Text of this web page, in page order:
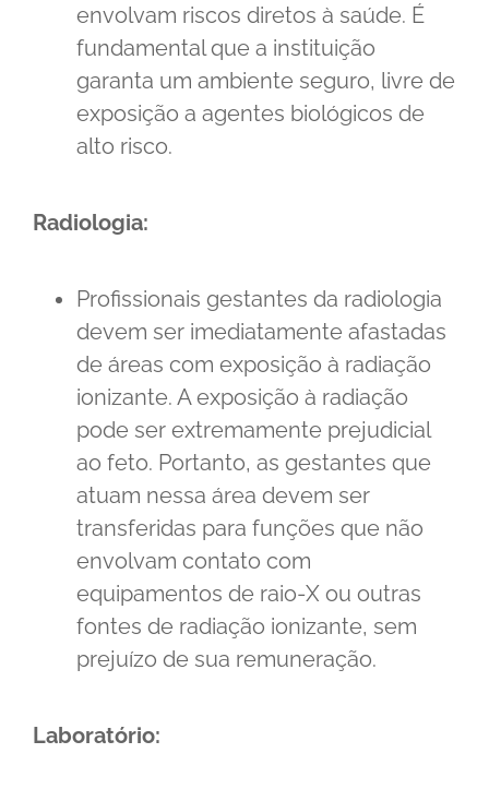
envolvam riscos diretos à saúde. É
fundamental que a instituição
garanta um ambiente seguro, livre de
exposição a agentes biológicos de
alto risco.
Radiologia:
Profissionais gestantes da radiologia
devem ser imediatamente afastadas
de áreas com exposição à radiação
ionizante. A exposição à radiação
pode ser extremamente prejudicial
ao feto. Portanto, as gestantes que
atuam nessa área devem ser
transferidas para funções que não
envolvam contato com
equipamentos de raio-X ou outras
fontes de radiação ionizante, sem
prejuízo de sua remuneração.
Laboratório: